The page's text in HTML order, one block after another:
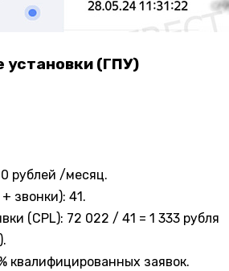
установки (ГПУ)
рублей /месяц.
звонки): 41.
(CPL): 72 022 / 41 = 1 333 рубля
квалифицированных заявок.